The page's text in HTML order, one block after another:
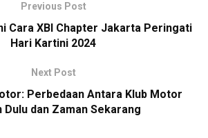
Previous Post
Cara XBI Chapter Jakarta Peringati
Hari Kartini 2024
Next Post
Perbedaan Antara Klub Motor
Dulu dan Zaman Sekarang